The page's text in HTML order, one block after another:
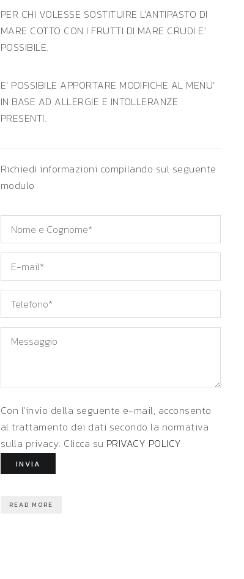
PER CHI VOLESSE SOSTITUIRE L’ANTIPASTO DI
MARE COTTO CON I FRUTTI DI MARE CRUDI E’
POSSIBILE.
E’ POSSIBILE APPORTARE MODIFICHE AL MENU’
IN BASE AD ALLERGIE E INTOLLERANZE
PRESENTI.
Richiedi informazioni compilando sul seguente
modulo
Nome
e
Cognome*
mail*
Telefono
Messaggio
Con l'invio della seguente e-mail, acconsento
al trattamento dei dati secondo la normativa
sulla privacy. Clicca su PRIVACY POLICY
READ MORE